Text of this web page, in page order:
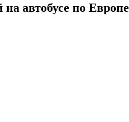
автобусе по Европе